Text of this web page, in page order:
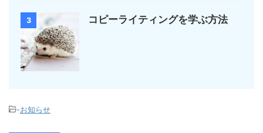
3 コピーライティングを学ぶ方法
-お知らせ